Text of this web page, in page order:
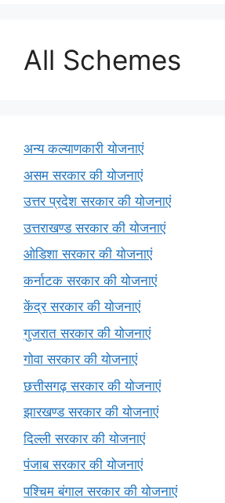
All Schemes
अन्य कल्याणकारी योजनाएं
असम सरकार की योजनाएं
उत्तर प्रदेश सरकार की योजनाएं
उत्तराखण्ड सरकार की योजनाएं
ओडिशा सरकार की योजनाएं
कर्नाटक सरकार की योजनाएं
केंद्र सरकार की योजनाएं
गुजरात सरकार की योजनाएं
गोवा सरकार की योजनाएं
छत्तीसगढ़ सरकार की योजनाएं
झारखण्ड सरकार की योजनाएं
दिल्ली सरकार की योजनाएं
पंजाब सरकार की योजनाएं
पश्चिम बंगाल सरकार की योजनाएं